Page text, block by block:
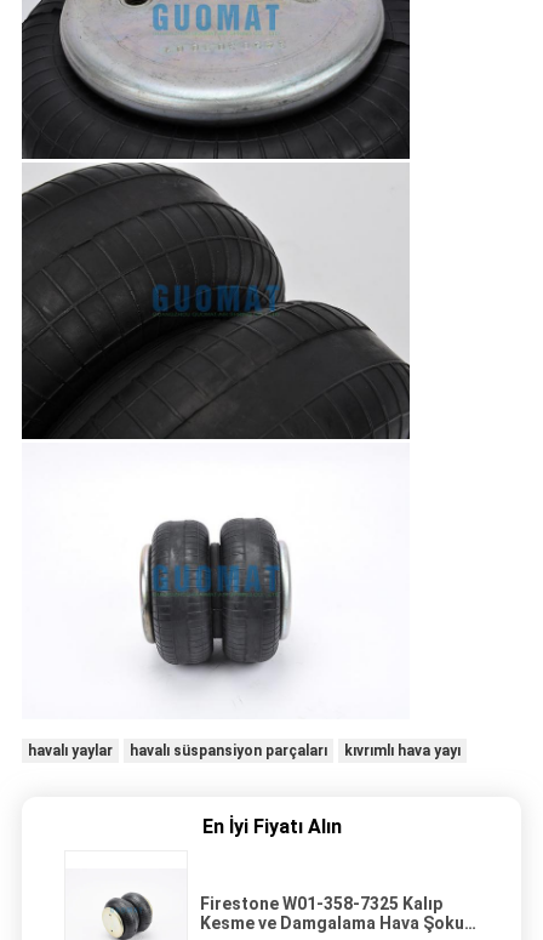
havalı yaylar havalı süspansiyon parçaları kıvrımlı hava yayı
En İyi Fiyatı Alın
Firestone W01-358-7325 Kalıp
Kesme ve Damgalama Hava Şoku